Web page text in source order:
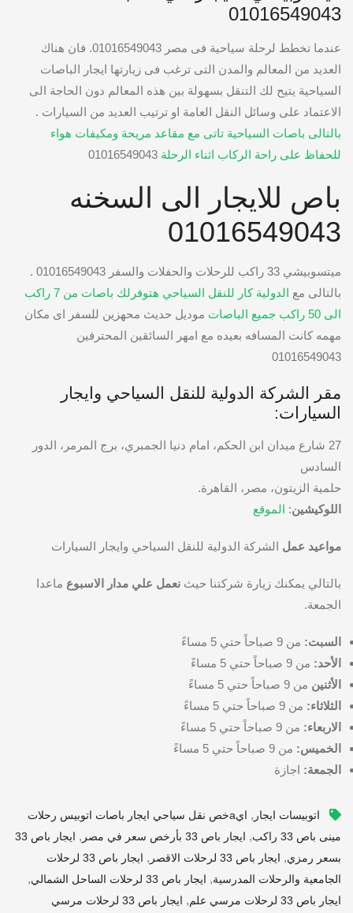
01016549043
عندما تخطط لرحلة سياحية فى مصر 01016549043. فان هناك
العديد من المعالم والمدن التى ترغب فى زيارتها ايجار الباصات
السياحية يتيح لك التنقل بسهولة بين هذه المعالم دون الحاجة الى
الاعتماد على وسائل النقل العامة او ترتيب العديد من السيارات .
بالتالى باصات السياحية تاتى مع مقاعد مريحة ومكيفات هواء
للحفاظ على راحة الركاب اثناء الرحلة 01016549043
باص للايجار الى السخنه
01016549043
ميتسوبيشي 33 راكب للرحلات والحفلات والسفر 01016549043 .
بالتالى مع
الدولية كار للنقل السياحي هتوفرلك باصات من 7 راكب
الى 50 راكب جميع الباصات
موديل حديث محهزين للسفر اى مكان
مهمه كانت المسافه بعيده مع امهر السائقين المحترفين
01016549043
مقر الشركة الدولية للنقل السياحي وايجار
السيارات:
27 شارع ميدان ابن الحكم، امام دنيا الجمبري، برج المرمر، الدور
السادس
حلمية الزيتون، مصر، القاهرة.
اللوكيشين: الموقع
مواعيد عمل الشركة الدولية للنقل السياحي وايجار السيارات
بالتالي يمكنك زيارة شركتنا حيث نعمل علي مدار الاسبوع ماعدا
الجمعة.
السبت: من 9 صباحاً حتي 5 مساءً
الأحد: من 9 صباحاً حتي 5 مساءً
الأثنين من 9 صباحاً حتي 5 مساءً
الثلاثاء: من 9 صباحاً حتي 5 مساءً
الاربعاء: من 9 صباحاً حتي 5 مساءً
الخميس: من 9 صباحاً حتي 5 مساءً
الجمعة: اجازة
اتوبيسات ايجار ,
ايaخص نقل سياحي ايجار باصات اتوبيس رحلات
مينى باص 33 راكب
, ايجار باص 33 بأرخص سعر في مصر ,
ايجار باص 33
بسعر رمزي, ايجار باص 33 لرحلات الاقصر ,
ايجار باص 33 لرحلات
الجامعية والرحلات المدرسية, ايجار باص 33 لرحلات الساحل الشمالي ,
ايجار باص 33 لرحلات مرسي علم ,
ايجار باص 33 لرحلات مرسي